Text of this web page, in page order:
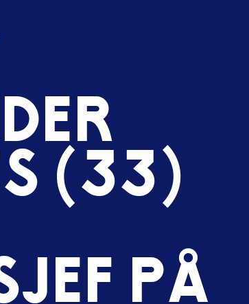
der
s (33)
jef på